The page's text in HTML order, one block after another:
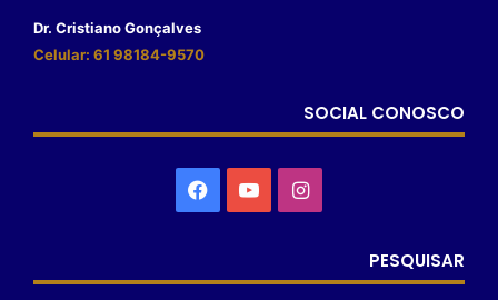
Dr. Cristiano Gonçalves
Celular: 61 98184-9570
SOCIAL CONOSCO
PESQUISAR